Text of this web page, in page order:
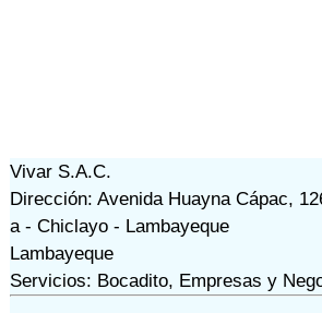
Vivar S.A.C.
Dirección: Avenida Huayna Cápac,
a - Chiclayo - Lambayeque
Lambayeque
Servicios: Bocadito, Empresas y